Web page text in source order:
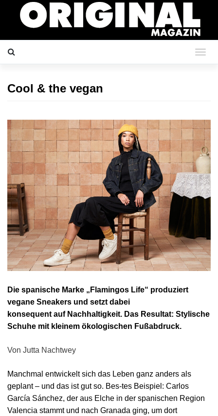
Cool & the vegan
Die spanische Marke „Flamingos Life“ produziert
vegane Sneakers und setzt dabei
konsequent auf Nachhaltigkeit. Das Resultat: Stylische
Schuhe mit kleinem ökologischen Fußabdruck.
Von Jutta Nachtwey
Manchmal entwickelt sich das Leben ganz anders als
geplant – und das ist gut so. Bes-tes Beispiel: Carlos
García Sánchez, der aus Elche in der spanischen Region
Valencia stammt und nach Granada ging, um dort